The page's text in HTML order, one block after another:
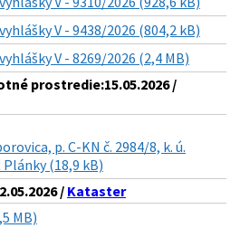
V - 9438/2026 (804,2 kB)
V - 8269/2026 (2,4 MB)
prostredie:15.05.2026 /
p. C-KN č. 2984/8, k. ú.
(18,9 kB)
/ Kataster
MB)